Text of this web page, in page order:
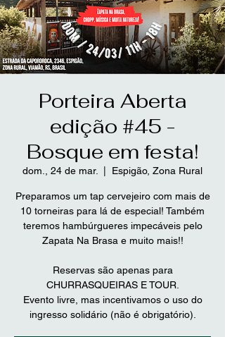
Porteira Aberta
edição #45 -
Bosque em festa!
dom., 24 de mar. Espigão, Zona Rural
Preparamos um tap cervejeiro com mais de
10 torneiras para lá de especial! Também
teremos hambúrgueres impecáveis pelo
Zapata Na Brasa e muito mais!!
Reservas são apenas para
CHURRASQUEIRAS E TOUR.
Evento livre, mas incentivamos o uso do
ingresso solidário (não é obrigatório).